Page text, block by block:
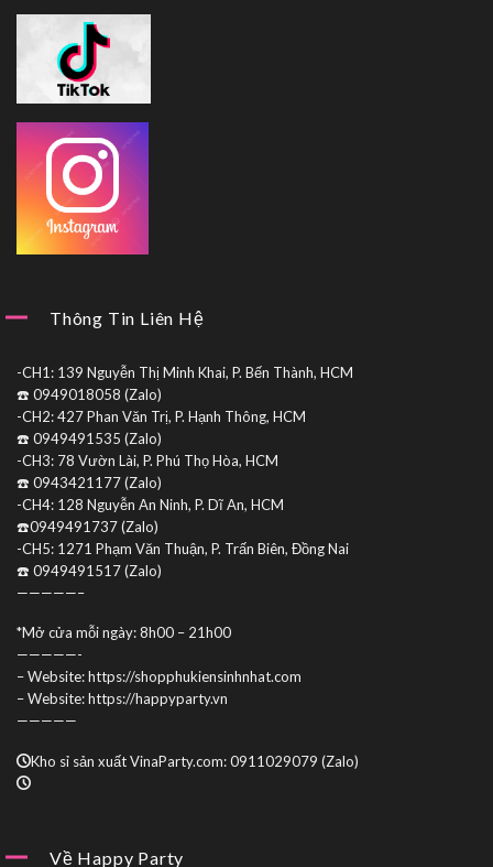
Thông Tin Liên Hệ
-CH1: 139 Nguyễn Thị Minh Khai, P. Bến Thành, HCM
☎️ 0949018058 (Zalo)
-CH2: 427 Phan Văn Trị, P. Hạnh Thông, HCM
☎️ 0949491535 (Zalo)
-CH3: 78 Vườn Lài, P. Phú Thọ Hòa, HCM
☎️ 0943421177 (Zalo)
-CH4: 128 Nguyễn An Ninh, P. Dĩ An, HCM
☎️0949491737 (Zalo)
-CH5: 1271 Phạm Văn Thuận, P. Trấn Biên, Đồng Nai
☎️ 0949491517 (Zalo)
—————–
*Mở cửa mỗi ngày: 8h00 – 21h00
—————-
– Website: https://shopphukiensinhnhat.com
– Website: https://happyparty.vn
—————
Kho sỉ sản xuất VinaParty.com: 0911029079 (Zalo)
Về Happy Party